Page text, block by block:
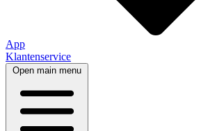
App
Klantenservice
Open main menu